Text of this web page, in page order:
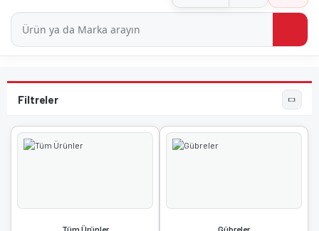
Tüm Ürünler Gübreler